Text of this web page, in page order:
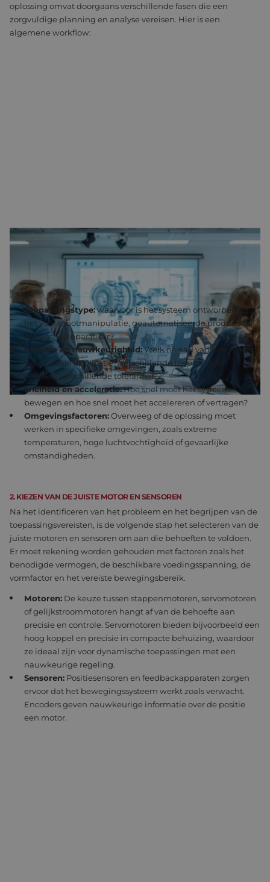
oplossing omvat doorgaans verschillende fasen die een
zorgvuldige planning en analyse vereisen. Hier is een
algemene workflow:
1. DEFINIEER HET PROBLEEM EN DE VEREISTEN
Een eerste stap is het begrijpen van de specifieke toepassing
en het bepalen van de vereisten. Overwegingen zijn onder
meer:
Toepassingstype:waarvoor is het systeem ontworpen? Is
het voor robotmanipulatie, geautomatiseerde productie of
medische apparatuur?
Precisie en nauwkeurigheid:Welk niveau van precisie is
vereist in de applicatie? Verschillende toepassingen
vereisen verschillende toleranties.
Snelheid en acceleratie:Hoe snel moet het systeem
bewegen en hoe snel moet het accelereren of vertragen?
Omgevingsfactoren:Overweeg of de oplossing moet
werken in specifieke omgevingen, zoals extreme
temperaturen, hoge luchtvochtigheid of gevaarlijke
omstandigheden.
2. KIEZEN VAN DE JUISTE MOTOR EN SENSOREN
Na het identificeren van het probleem en het begrijpen van de
toepassingsvereisten, is de volgende stap het selecteren van de
juiste motoren en sensoren om aan die behoeften te voldoen.
Er moet rekening worden gehouden met factoren zoals het
benodigde vermogen, de beschikbare voedingsspanning, de
vormfactor en het vereiste bewegingsbereik.
Motoren: De keuze tussen stappenmotoren, servomotoren
of gelijkstroommotoren hangt af van de behoefte aan
precisie en controle. Servomotoren bieden bijvoorbeeld een
hoog koppel en precisie in compacte behuizing, waardoor
ze ideaal zijn voor dynamische toepassingen met een
nauwkeurige regeling.
Sensoren: Positiesensoren en feedbackapparaten zorgen
ervoor dat het bewegingssysteem werkt zoals verwacht.
Encoders geven nauwkeurige informatie over de positie
een motor.